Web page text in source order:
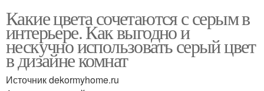
Какие цвета сочетаются с серым в
интерьере. Как выгодно и
нескучно использовать серый цвет
в дизайне комнат
Источник dekormyhome.ru